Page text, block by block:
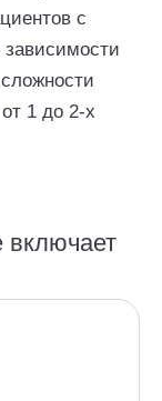
с
1 до 2-х
включает